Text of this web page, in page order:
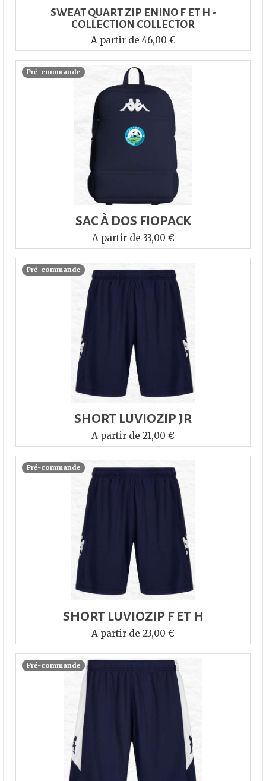
SWEAT QUART ZIP ENINO F ET H -
COLLECTION COLLECTOR
A partir de 46,00 €
Pré-commande
SAC À DOS FIOPACK
A partir de 33,00 €
Pré-commande
SHORT LUVIOZIP JR
A partir de 21,00 €
Pré-commande
SHORT LUVIOZIP F ET H
A partir de 23,00 €
Pré-commande